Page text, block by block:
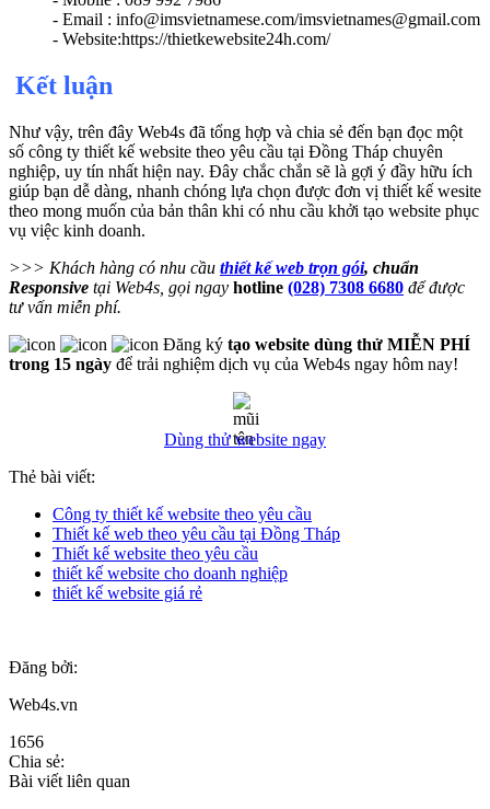
- Email : info@imsvietnamese.com/imsvietnames@gmail.com
- Website:https://thietkewebsite24h.com/
Kết luận
Như vậy, trên đây Web4s đã tổng hợp và chia sẻ đến bạn đọc một
số công ty thiết kế website theo yêu cầu tại Đồng Tháp chuyên
nghiệp, uy tín nhất hiện nay. Đây chắc chắn sẽ là gợi ý đầy hữu ích
giúp bạn dễ dàng, nhanh chóng lựa chọn được đơn vị thiết kế wesite
theo mong muốn của bản thân khi có nhu cầu khởi tạo website phục
vụ việc kinh doanh.
>>> Khách hàng có nhu cầu thiết kế web trọn gói, chuẩn
Responsive tại Web4s, gọi ngay hotline (028) 7308 6680 để được
tư vấn miễn phí.
Đăng ký tạo website dùng thử MIỄN PHÍ
trong 15 ngày để trải nghiệm dịch vụ của Web4s ngay hôm nay!
Dùng thử website ngay
Thẻ bài viết:
Công ty thiết kế website theo yêu cầu
Thiết kế web theo yêu cầu tại Đồng Tháp
Thiết kế website theo yêu cầu
thiết kế website cho doanh nghiệp
thiết kế website giá rẻ
Đăng bởi:
Web4s.vn
1656
Chia sẻ:
Bài viết liên quan